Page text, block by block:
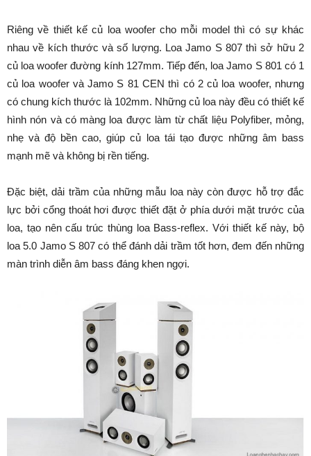
Riêng về thiết kế củ loa woofer cho mỗi model thì có sự khác
nhau về kích thước và số lượng. Loa Jamo S 807 thì sở hữu 2
củ loa woofer đường kính 127mm. Tiếp đến, loa Jamo S 801 có 1
củ loa woofer và Jamo S 81 CEN thì có 2 củ loa woofer, nhưng
có chung kích thước là 102mm. Những củ loa này đều có thiết kế
hình nón và có màng loa được làm từ chất liệu Polyfiber, mỏng,
nhẹ và độ bền cao, giúp củ loa tái tạo được những âm bass
mạnh mẽ và không bị rền tiếng.
Đặc biệt, dải trầm của những mẫu loa này còn được hỗ trợ đắc
lực bởi cổng thoát hơi được thiết đặt ở phía dưới mặt trước của
loa, tạo nên cấu trúc thùng loa Bass-reflex. Với thiết kế này, bộ
loa 5.0 Jamo S 807 có thể đánh dải trầm tốt hơn, đem đến những
màn trình diễn âm bass đáng khen ngợi.